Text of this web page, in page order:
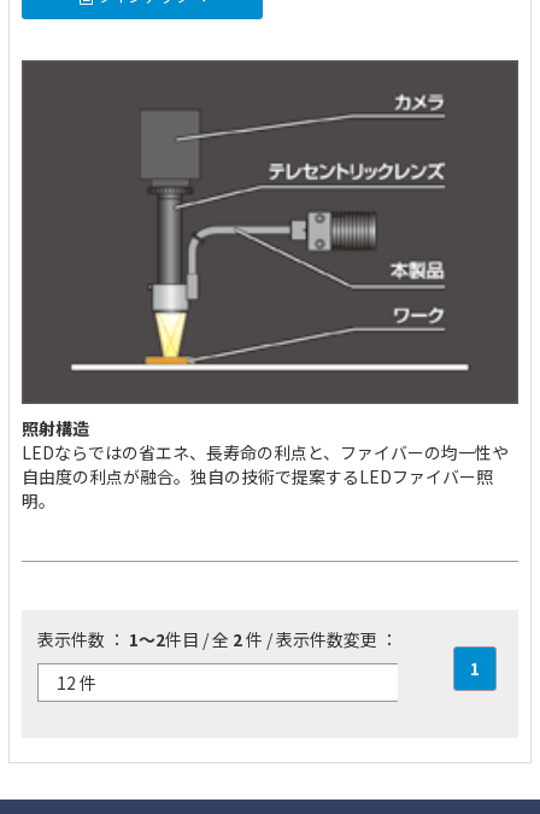
照射構造
LEDならではの省エネ、長寿命の利点と、ファイバーの均一性や
自由度の利点が融合。独自の技術で提案するLEDファイバー照
明。
表示件数 ： 1～2件目 / 全 2件 / 表示件数変更 ：
1